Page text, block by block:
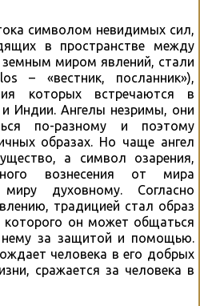
символом невидимых сил,
в пространстве между
миром явлений, стали
– «вестник, посланник»),
которых встречаются в
Индии. Ангелы незримы, они
по-разному и поэтому
образах. Но чаще ангел
а символ озарения,
вознесения от мира
духовному. Согласно
традицией стал образ
которого он может общаться
за защитой и помощью.
человека в его добрых
сражается за человека в